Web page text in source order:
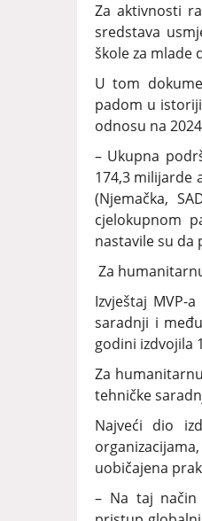
Za aktivnosti
sredstava
škole za mlade
U tom
padom u
odnosu na
– Ukupna
174,3 milijarde
(Njemačka,
cjelokupnom
nastavile su da
Za
Izvještaj
saradnji i
godini izdvojila
Za
tehničke
Najveći dio
uobičajena
– Na taj način